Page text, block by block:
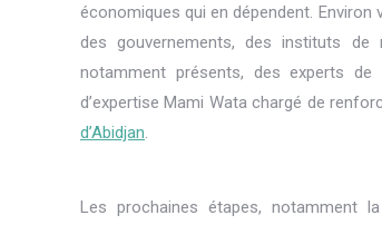
économiques qui en dépendent.
des gouvernements, des instituts de
notamment présents, des experts de
d’expertise Mami Wata chargé de
d’Abidjan
Les prochaines étapes, notamment